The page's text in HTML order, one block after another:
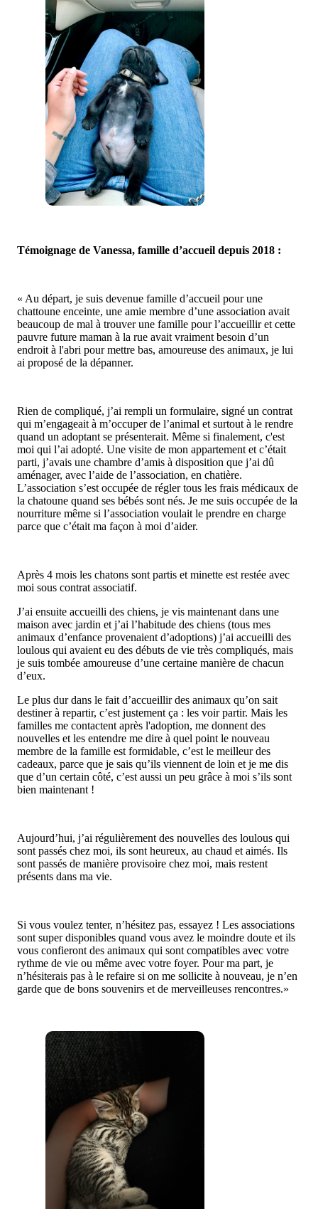
Témoignage de Vanessa, famille d’accueil depuis 2018 :
« Au départ, je suis devenue famille d’accueil pour une
chattoune enceinte, une amie membre d’une association avait
beaucoup de mal à trouver une famille pour l’accueillir et cette
pauvre future maman à la rue avait vraiment besoin d’un
endroit à l'abri pour mettre bas, amoureuse des animaux, je lui
ai proposé de la dépanner.
Rien de compliqué, j’ai rempli un formulaire, signé un contrat
qui m’engageait à m’occuper de l’animal et surtout à le rendre
quand un adoptant se présenterait. Même si finalement, c'est
moi qui l’ai adopté. Une visite de mon appartement et c’était
parti, j’avais une chambre d’amis à disposition que j’ai dû
aménager, avec l’aide de l’association, en chatière.
L’association s’est occupée de régler tous les frais médicaux de
la chatoune quand ses bébés sont nés. Je me suis occupée de la
nourriture même si l’association voulait le prendre en charge
parce que c’était ma façon à moi d’aider.
Après 4 mois les chatons sont partis et minette est restée avec
moi sous contrat associatif.
J’ai ensuite accueilli des chiens, je vis maintenant dans une
maison avec jardin et j’ai l’habitude des chiens (tous mes
animaux d’enfance provenaient d’adoptions) j’ai accueilli des
loulous qui avaient eu des débuts de vie très compliqués, mais
je suis tombée amoureuse d’une certaine manière de chacun
d’eux.
Le plus dur dans le fait d’accueillir des animaux qu’on sait
destiner à repartir, c’est justement ça : les voir partir. Mais les
familles me contactent après l'adoption, me donnent des
nouvelles et les entendre me dire à quel point le nouveau
membre de la famille est formidable, c’est le meilleur des
cadeaux, parce que je sais qu’ils viennent de loin et je me dis
que d’un certain côté, c’est aussi un peu grâce à moi s’ils sont
bien maintenant !
Aujourd’hui, j’ai régulièrement des nouvelles des loulous qui
sont passés chez moi, ils sont heureux, au chaud et aimés. Ils
sont passés de manière provisoire chez moi, mais restent
présents dans ma vie.
Si vous voulez tenter, n’hésitez pas, essayez ! Les associations
sont super disponibles quand vous avez le moindre doute et ils
vous confieront des animaux qui sont compatibles avec votre
rythme de vie ou même avec votre foyer. Pour ma part, je
n’hésiterais pas à le refaire si on me sollicite à nouveau, je n’en
garde que de bons souvenirs et de merveilleuses rencontres.»